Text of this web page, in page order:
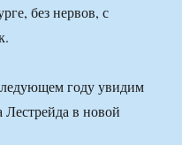
без нервов, с
году увидим
Лестрейда в новой